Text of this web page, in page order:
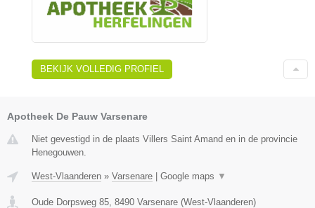
BEKIJK VOLLEDIG PROFIEL
Apotheek De Pauw Varsenare
Niet gevestigd in de plaats Villers Saint Amand en in de provincie
Henegouwen.
West-Vlaanderen » Varsenare Google maps ▼
Oude Dorpsweg 85 8490 Varsenare (West-Vlaanderen)